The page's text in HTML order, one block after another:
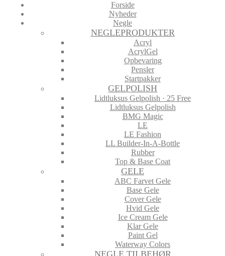
Forside
Nyheder
Negle
NEGLEPRODUKTER
Acryl
AcrylGel
Opbevaring
Pensler
Startpakker
GELPOLISH
Lidtluksus Gelpolish · 25 Free
Lidtluksus Gelpolish
BMG Magic
LE
LE Fashion
LL Builder-In-A-Bottle
Rubber
Top & Base Coat
GELE
ABC Farvet Gele
Base Gele
Cover Gele
Hvid Gele
Ice Cream Gele
Klar Gele
Paint Gel
Waterway Colors
NEGLE TILBEHØR